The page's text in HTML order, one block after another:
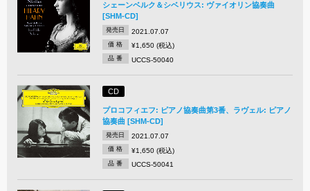
シェーンベルク＆シベリウス: ヴァイオリン協奏曲
[SHM-CD]
発売日 2021.07.07
価 格 ¥1,650 (税込)
品 番 UCCS-50040
CD
プロコフィエフ: ピアノ協奏曲第3番、ラヴェル: ピアノ
協奏曲 [SHM-CD]
発売日 2021.07.07
価 格 ¥1,650 (税込)
品 番 UCCS-50041